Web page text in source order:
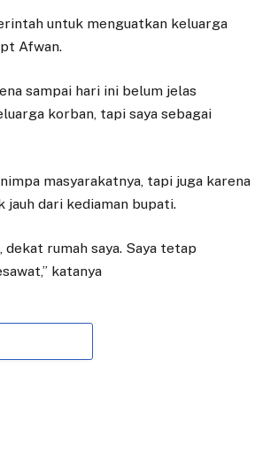
untuk menguatkan keluarga
Afwan.
sampai hari ini belum jelas
korban, tapi saya sebagai
masyarakatnya, tapi juga karena
jauh dari kediaman bupati.
dekat rumah saya. Saya tetap
katanya